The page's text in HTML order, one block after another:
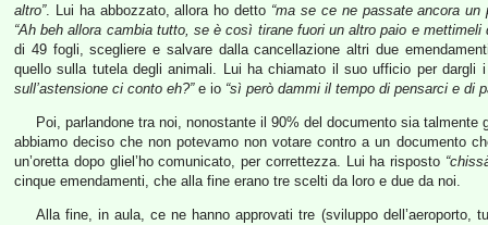
altro”. Lui ha abbozzato, allora ho detto “ma se ce ne passate ancora un
“Ah beh allora cambia tutto, se è così tirane fuori un altro paio e mettimeli
di 49 fogli, scegliere e salvare dalla cancellazione altri due
quello sulla tutela degli animali. Lui ha chiamato il suo ufficio per
sull’astensione ci conto eh?”e io “sì però dammi il tempo di pensarci e di
Poi, parlandone tra noi, nonostante il 90% del documento sia
abbiamo deciso che non potevamo non votare contro a un documento
un’oretta dopo gliel’ho comunicato, per correttezza. Lui ha risposto
cinque emendamenti, che alla fine erano tre scelti da loro e due da noi.
Alla fine, in aula, ce ne hanno approvati tre (sviluppo dell’aeroporto,